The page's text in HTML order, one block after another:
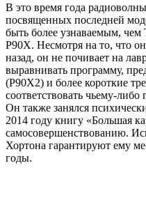
В это время года
посвященных последней
быть более узнаваемым,
P90X. Несмотря на то, что
назад, он не почивает на
выравнивать программу,
(P90X2) и более короткие
соответствовать чьему-либо
Он также занялся
2014 году книгу «Большая
самосовершенствованию.
Хортона гарантируют ему
годы.